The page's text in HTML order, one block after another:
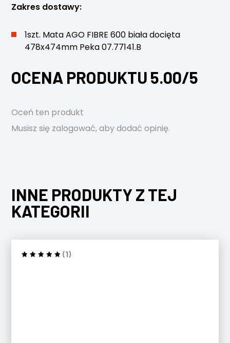
Zakres dostawy:
1szt. Mata AGO FIBRE 600 biała docięta
478x474mm Peka 07.77141.B
OCENA PRODUKTU 5.00/5
Oceń ten produkt
Musisz się zalogować, aby dodać opinię.
INNE PRODUKTY Z TEJ
KATEGORII
(1)